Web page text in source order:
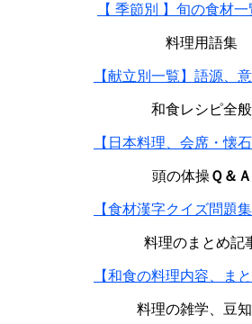
【 季節別 】旬の食材
料理用語集
【献立別一覧】語源、
和食レシピ全般
【日本料理、会席・懐石
頭の体操Ｑ＆Ａ
【食材漢字クイズ問題集
料理のまとめ記
【和食の料理内容、まと
料理の雑学、豆